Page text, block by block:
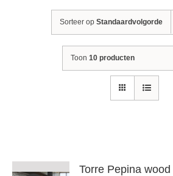
Sorteer op Standaardvolgorde
Toon 10 producten
Torre Pepina wood